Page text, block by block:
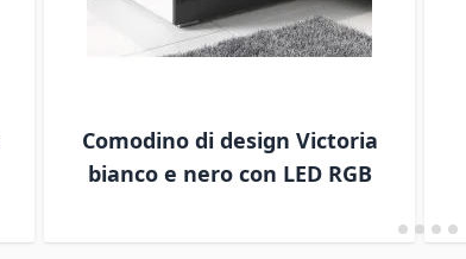
Comodino di design Victoria
bianco e nero con LED RGB